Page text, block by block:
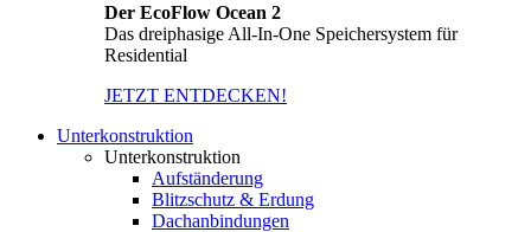
Der EcoFlow Ocean 2
Das dreiphasige All-In-One Speichersystem für
Residential
JETZT ENTDECKEN!
Unterkonstruktion
Unterkonstruktion
Aufständerung
Blitzschutz & Erdung
Dachanbindungen